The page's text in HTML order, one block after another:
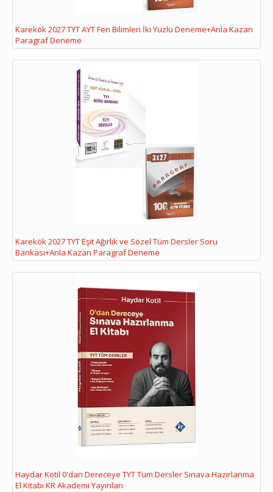
Karekök 2027 TYT AYT Fen Bilimleri İki Yüzlü Deneme+Anla Kazan
Paragraf Deneme
Karekök 2027 TYT Eşit Ağırlık ve Sözel Tüm Dersler Soru
Bankası+Anla Kazan Paragraf Deneme
Haydar Kotil 0'dan Dereceye TYT Tüm Dersler Sınava Hazırlanma
El Kitabı KR Akademi Yayınları